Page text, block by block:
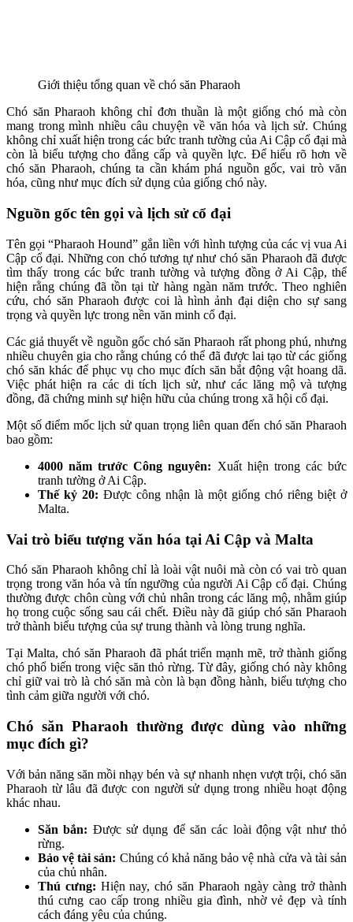
Giới thiệu tổng quan về chó săn Pharaoh
Chó săn Pharaoh không chỉ đơn thuần là một giống chó mà còn
mang trong mình nhiều câu chuyện về văn hóa và lịch sử. Chúng
không chỉ xuất hiện trong các bức tranh tường của Ai Cập cổ đại mà
còn là biểu tượng cho đẳng cấp và quyền lực. Để hiểu rõ hơn về
chó săn Pharaoh, chúng ta cần khám phá nguồn gốc, vai trò văn
hóa, cũng như mục đích sử dụng của giống chó này.
Nguồn gốc tên gọi và lịch sử cổ đại
Tên gọi “Pharaoh Hound” gắn liền với hình tượng của các vị vua Ai
Cập cổ đại. Những con chó tương tự như chó săn Pharaoh đã được
tìm thấy trong các bức tranh tường và tượng đồng ở Ai Cập, thể
hiện rằng chúng đã tồn tại từ hàng ngàn năm trước. Theo nghiên
cứu, chó săn Pharaoh được coi là hình ảnh đại diện cho sự sang
trọng và quyền lực trong nền văn minh cổ đại.
Các giả thuyết về nguồn gốc chó săn Pharaoh rất phong phú, nhưng
nhiều chuyên gia cho rằng chúng có thể đã được lai tạo từ các giống
chó săn khác để phục vụ cho mục đích săn bắt động vật hoang dã.
Việc phát hiện ra các di tích lịch sử, như các lăng mộ và tượng
đồng, đã chứng minh sự hiện hữu của chúng trong xã hội cổ đại.
Một số điểm mốc lịch sử quan trọng liên quan đến chó săn Pharaoh
bao gồm:
4000 năm trước Công nguyên: Xuất hiện trong các bức
tranh tường ở Ai Cập.
Thế kỷ 20: Được công nhận là một giống chó riêng biệt ở
Malta.
Vai trò biểu tượng văn hóa tại Ai Cập và Malta
Chó săn Pharaoh không chỉ là loài vật nuôi mà còn có vai trò quan
trọng trong văn hóa và tín ngưỡng của người Ai Cập cổ đại. Chúng
thường được chôn cùng với chủ nhân trong các lăng mộ, nhằm giúp
họ trong cuộc sống sau cái chết. Điều này đã giúp chó săn Pharaoh
trở thành biểu tượng của sự trung thành và lòng trung nghĩa.
Tại Malta, chó săn Pharaoh đã phát triển mạnh mẽ, trở thành giống
chó phổ biến trong việc săn thỏ rừng. Từ đây, giống chó này không
chỉ giữ vai trò là chó săn mà còn là bạn đồng hành, biểu tượng cho
tình cảm giữa người với chó.
Chó săn Pharaoh thường được dùng vào những
mục đích gì?
Với bản năng săn mồi nhạy bén và sự nhanh nhẹn vượt trội, chó săn
Pharaoh từ lâu đã được con người sử dụng trong nhiều hoạt động
khác nhau.
Săn bắn: Được sử dụng để săn các loài động vật như thỏ
rừng.
Bảo vệ tài sản: Chúng có khả năng bảo vệ nhà cửa và tài sản
của chủ nhân.
Thú cưng: Hiện nay, chó săn Pharaoh ngày càng trở thành
thú cưng cao cấp trong nhiều gia đình, nhờ vẻ đẹp và tính
cách đáng yêu của chúng.